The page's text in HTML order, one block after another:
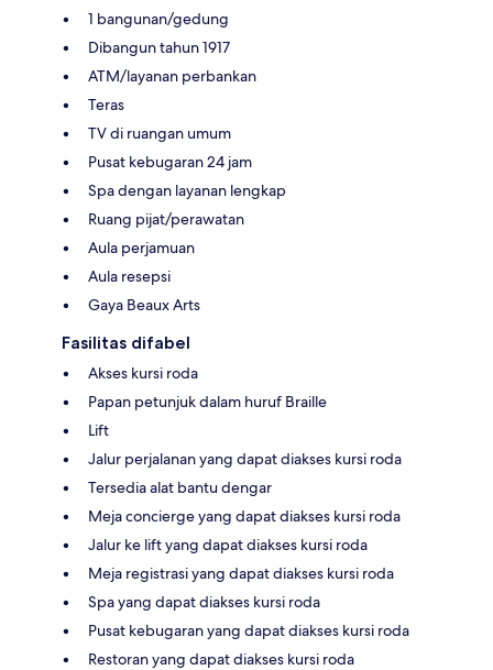
1 bangunan/gedung
Dibangun tahun 1917
ATM/layanan perbankan
Teras
TV di ruangan umum
Pusat kebugaran 24 jam
Spa dengan layanan lengkap
Ruang pijat/perawatan
Aula perjamuan
Aula resepsi
Gaya Beaux Arts
Fasilitas difabel
Akses kursi roda
Papan petunjuk dalam huruf Braille
Lift
Jalur perjalanan yang dapat diakses kursi roda
Tersedia alat bantu dengar
Meja concierge yang dapat diakses kursi roda
Jalur ke lift yang dapat diakses kursi roda
Meja registrasi yang dapat diakses kursi roda
Spa yang dapat diakses kursi roda
Pusat kebugaran yang dapat diakses kursi roda
Restoran yang dapat diakses kursi roda